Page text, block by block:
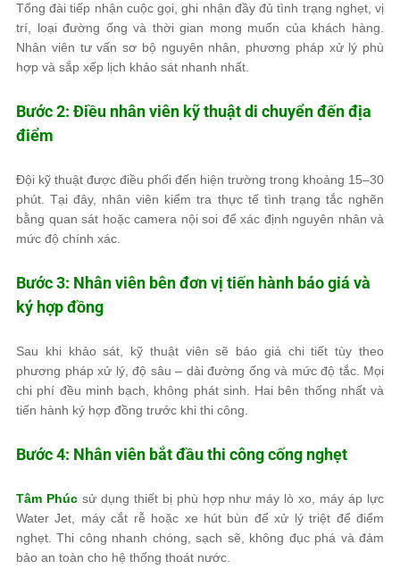
Tổng đài tiếp nhận cuộc gọi, ghi nhận đầy đủ tình trạng nghẹt, vị
trí, loại đường ống và thời gian mong muốn của khách hàng.
Nhân viên tư vấn sơ bộ nguyên nhân, phương pháp xử lý phù
hợp và sắp xếp lịch khảo sát nhanh nhất.
Bước 2: Điều nhân viên kỹ thuật di chuyển đến địa
điểm
Đội kỹ thuật được điều phối đến hiện trường trong khoảng 15–30
phút. Tại đây, nhân viên kiểm tra thực tế tình trạng tắc nghẽn
bằng quan sát hoặc camera nội soi để xác định nguyên nhân và
mức độ chính xác.
Bước 3: Nhân viên bên đơn vị tiến hành báo giá và
ký hợp đồng
Sau khi khảo sát, kỹ thuật viên sẽ báo giá chi tiết tùy theo
phương pháp xử lý, độ sâu – dài đường ống và mức độ tắc. Mọi
chi phí đều minh bạch, không phát sinh. Hai bên thống nhất và
tiến hành ký hợp đồng trước khi thi công.
Bước 4: Nhân viên bắt đầu thi công cống nghẹt
Tâm Phúcsử dụng thiết bị phù hợp như máy lò xo, máy áp lực
Water Jet, máy cắt rễ hoặc xe hút bùn để xử lý triệt để điểm
nghẹt. Thi công nhanh chóng, sạch sẽ, không đục phá và đảm
bảo an toàn cho hệ thống thoát nước.